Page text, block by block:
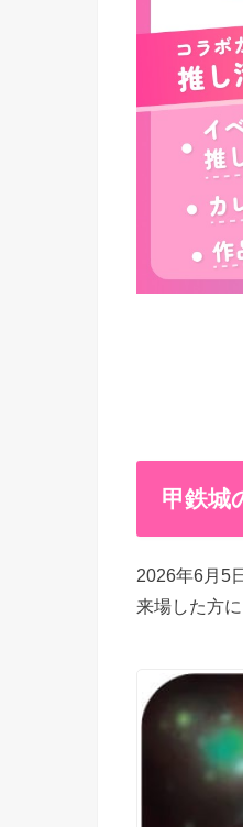
甲鉄城
2026年6月5
来場した方